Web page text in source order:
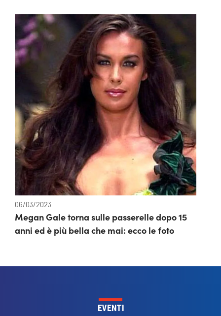
06/03/2023
Megan Gale torna sulle passerelle dopo 15
anni ed è più bella che mai: ecco le foto
EVENTI